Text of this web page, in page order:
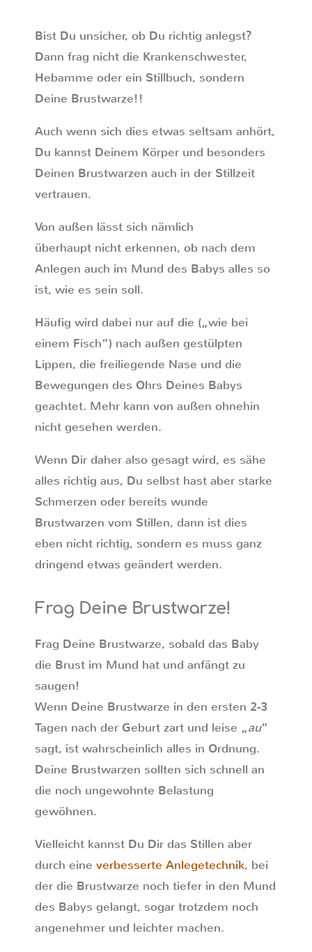
Bist Du unsicher, ob Du richtig anlegst?
Dann frag nicht die Krankenschwester,
Hebamme oder ein Stillbuch, sondern
Deine Brustwarze!!
Auch wenn sich dies etwas seltsam anhört,
Du kannst Deinem Körper und besonders
Deinen Brustwarzen auch in der Stillzeit
vertrauen.
Von außen lässt sich nämlich
überhaupt nicht erkennen, ob nach dem
Anlegen auch im Mund des Babys alles so
ist, wie es sein soll.
Häufig wird dabei nur auf die („wie bei
einem Fisch“) nach außen gestülpten
Lippen, die freiliegende Nase und die
Bewegungen des Ohrs Deines Babys
geachtet. Mehr kann von außen ohnehin
nicht gesehen werden.
Wenn Dir daher also gesagt wird, es sähe
alles richtig aus, Du selbst hast aber starke
Schmerzen oder bereits wunde
Brustwarzen vom Stillen, dann ist dies
eben nicht richtig, sondern es muss ganz
dringend etwas geändert werden.
Frag Deine Brustwarze!
Frag Deine Brustwarze, sobald das Baby
die Brust im Mund hat und anfängt zu
saugen!
Wenn Deine Brustwarze in den ersten 2-3
Tagen nach der Geburt zart und leise „au“
sagt, ist wahrscheinlich alles in Ordnung.
Deine Brustwarzen sollten sich schnell an
die noch ungewohnte Belastung
gewöhnen.
Vielleicht kannst Du Dir das Stillen aber
durch eine verbesserte Anlegetechnik, bei
der die Brustwarze noch tiefer in den Mund
des Babys gelangt, sogar trotzdem noch
angenehmer und leichter machen.